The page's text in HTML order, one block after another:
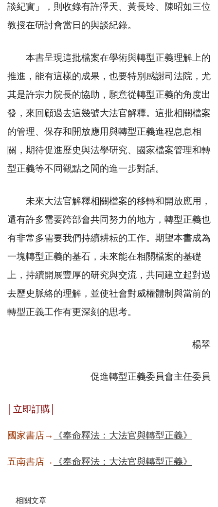
談紀實」，則收錄有許澤天、黃長玲、陳昭如三位
教授在研討會當日的與談紀錄。
本書呈現這批檔案在學術與轉型正義理解上的
推進，能有這樣的成果，也要特別感謝司法院，尤
其是許宗力院長的協助，願意從轉型正義的角度出
發，來回顧過去這幾號大法官解釋。這批相關檔案
的管理、保存和開放應用與轉型正義進程息息相
關，期待促進歷史與法學研究、國家檔案管理和轉
型正義等不同觀點之間的進一步對話。
未來大法官解釋相關檔案的移轉和開放應用，
還有許多需要跨部會共同努力的地方，轉型正義也
有非常多需要我們持續耕耘的工作。期望本書成為
一塊轉型正義的基石，未來能在相關檔案的基礎
上，持續開展豐厚的研究與交流，共同建立起對過
去歷史脈絡的理解，並使社會對威權體制與當前的
轉型正義工作有更深刻的思考。
楊翠
促進轉型正義委員會主任委員
立即訂購
國家書店→ 《奉命釋法：大法官與轉型正義》
五南書店→ 《奉命釋法：大法官與轉型正義》
相關文章